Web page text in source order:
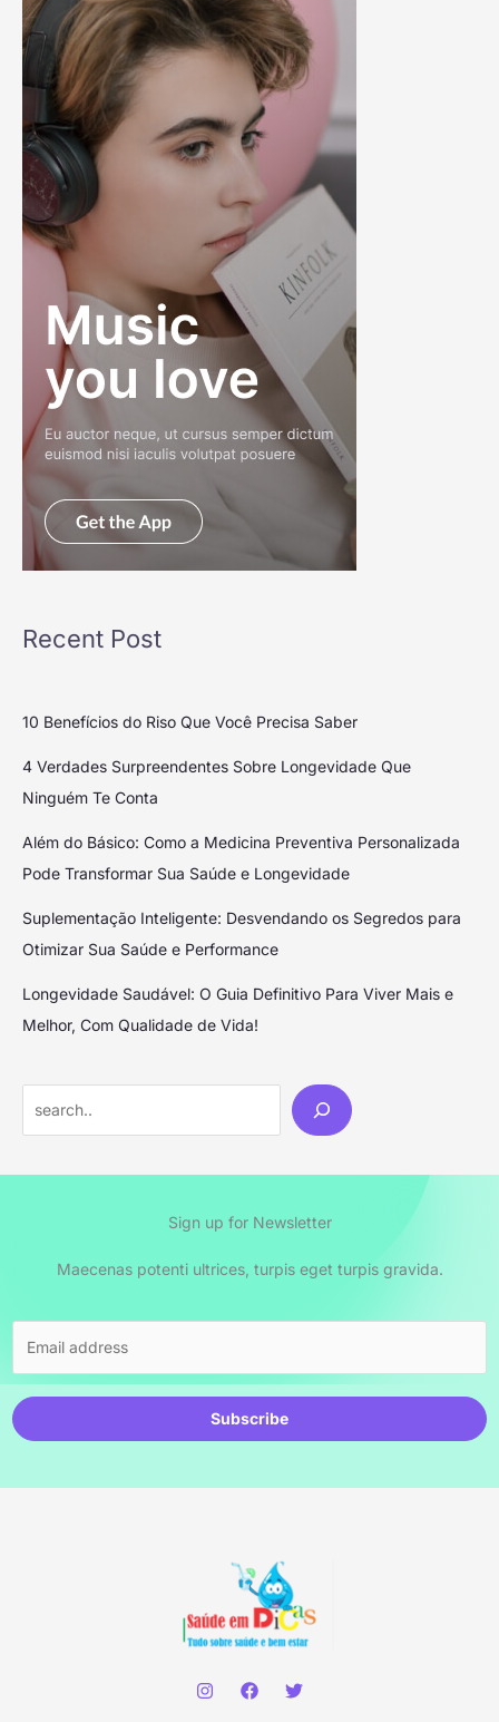
Recent Post
10 Benefícios do Riso Que Você Precisa Saber
4 Verdades Surpreendentes Sobre Longevidade Que
Ninguém Te Conta
Além do Básico: Como a Medicina Preventiva Personalizada
Pode Transformar Sua Saúde e Longevidade
Suplementação Inteligente: Desvendando os Segredos para
Otimizar Sua Saúde e Performance
Longevidade Saudável: O Guia Definitivo Para Viver Mais e
Melhor, Com Qualidade de Vida!
Sign up for Newsletter
Maecenas potenti ultrices, turpis eget turpis gravida.
Subscribe